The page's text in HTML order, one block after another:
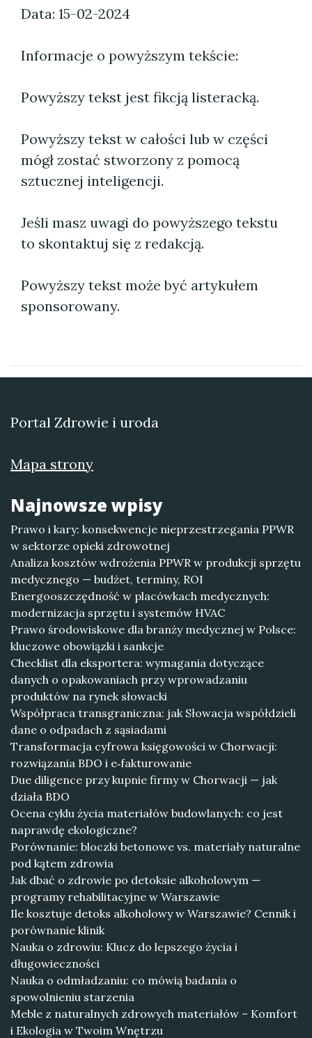
Data: 15-02-2024
Informacje o powyższym tekście:
Powyższy tekst jest fikcją listeracką.
Powyższy tekst w całości lub w części
mógł zostać stworzony z pomocą
sztucznej inteligencji.
Jeśli masz uwagi do powyższego tekstu
to skontaktuj się z redakcją.
Powyższy tekst może być artykułem
sponsorowany.
Portal Zdrowie i uroda
Mapa strony
Najnowsze wpisy
Prawo i kary: konsekwencje nieprzestrzegania PPWR
w sektorze opieki zdrowotnej
Analiza kosztów wdrożenia PPWR w produkcji sprzętu
medycznego — budżet, terminy, ROI
Energooszczędność w placówkach medycznych:
modernizacja sprzętu i systemów HVAC
Prawo środowiskowe dla branży medycznej w Polsce:
kluczowe obowiązki i sankcje
Checklist dla eksportera: wymagania dotyczące
danych o opakowaniach przy wprowadzaniu
produktów na rynek słowacki
Współpraca transgraniczna: jak Słowacja współdzieli
dane o odpadach z sąsiadami
Transformacja cyfrowa księgowości w Chorwacji:
rozwiązania BDO i e‑fakturowanie
Due diligence przy kupnie firmy w Chorwacji — jak
działa BDO
Ocena cyklu życia materiałów budowlanych: co jest
naprawdę ekologiczne?
Porównanie: bloczki betonowe vs. materiały naturalne
pod kątem zdrowia
Jak dbać o zdrowie po detoksie alkoholowym —
programy rehabilitacyjne w Warszawie
Ile kosztuje detoks alkoholowy w Warszawie? Cennik i
porównanie klinik
Nauka o zdrowiu: Klucz do lepszego życia i
długowieczności
Nauka o odmładzaniu: co mówią badania o
spowolnieniu starzenia
Meble z naturalnych zdrowych materiałów – Komfort
i Ekologia w Twoim Wnętrzu